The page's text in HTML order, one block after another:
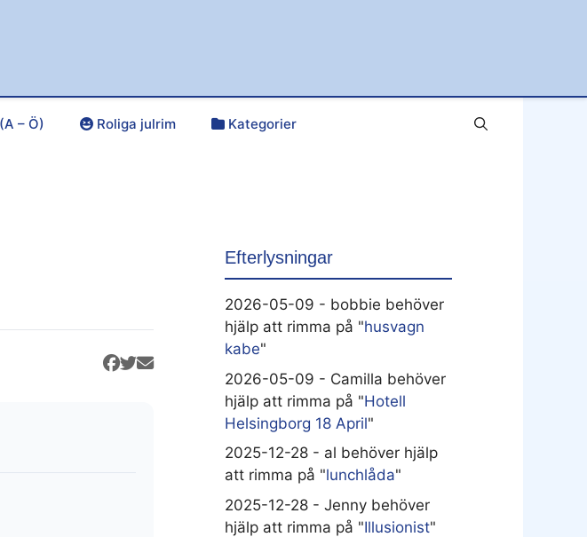
– Ö) Roliga julrim Kategorier
Efterlysningar
2026-05-09 - bobbie behöver
hjälp att rimma på "husvagn
kabe"
2026-05-09 - Camilla behöver
hjälp att rimma på "Hotell
Helsingborg 18 April"
2025-12-28 - al behöver hjälp
att rimma på "lunchlåda"
2025-12-28 - Jenny behöver
hjälp att rimma på "Illusionist"